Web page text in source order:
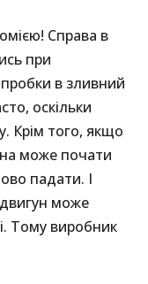
Справа в
при
в зливний
оскільки
Крім того, якщо
може почати
падати. І
може
Тому виробник